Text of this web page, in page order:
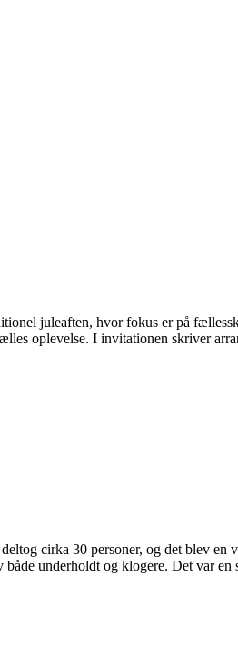
juleaften, hvor fokus er på
oplevelse. I invitationen skriver
cirka 30 personer, og det blev
underholdt og klogere. Det var en